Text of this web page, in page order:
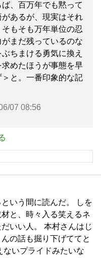
、百万年でも黙って
あるが、現実はそれ
もそも万年単位の忍
まだ残っているのな
ちまける勇気に換え
めたほうが事態を早
＞と。一番印象的な記
07 08:56
いう間に読んだ。 しを
と、時々入る笑えるネ
いい人。 本村さんはじ
の話も掘り下げててと
ないプライドみたいな